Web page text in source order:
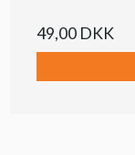
49,00 DKK